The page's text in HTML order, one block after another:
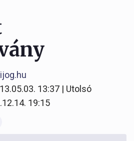
13:37 | Utolsó
19:15